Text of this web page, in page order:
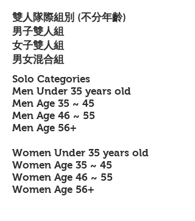
雙人隊際組別 (不分年齡)
男子雙人組
女子雙人組
男女混合組
Solo Categories
Men Under 35 years old
Men Age 35 ~ 45
Men Age 46 ~ 55
Men Age 56+
Women Under 35 years old
Women Age 35 ~ 45
Women Age 46 ~ 55
Women Age 56+